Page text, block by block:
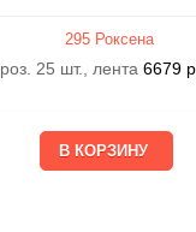
295 Роксена
роз. 25 шт., лента6679